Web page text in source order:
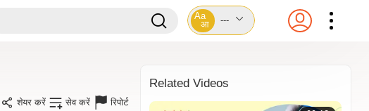
Aa
आ
---
शेयर करें सेव करें रिपोर्ट
Related Videos